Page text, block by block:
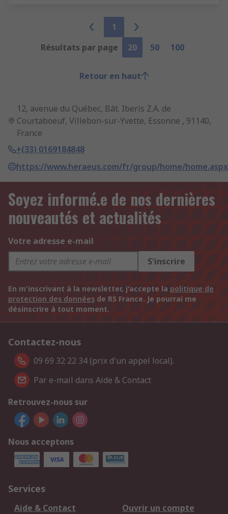
1
Résultats par page
20 50 100
Retour en haut
12, avenue du Québec, Bât. Iberis Z.A. de
Courtaboeuf, Villebon-sur-Yvette, Essonne , 91140,
France
+(33) 0169184848
https://www.heraeus.com/fr/group/home/home.aspx
Soyez informé.e de nos dernières
nouveautés et actualités
Votre adresse e-mail
S'inscrire
En m'inscrivant à la newsletter, j'accepte la politique de
protection des données de RS France. Je pourrai me
désinscrire à tout moment.
Contactez-nous
09 69 32 22 34 (prix d'un appel local).
Par e-mail dans Aide & Contact
Retrouvez-nous sur
Nous acceptons
Services
Aide & Contact
Ouvrir un compte